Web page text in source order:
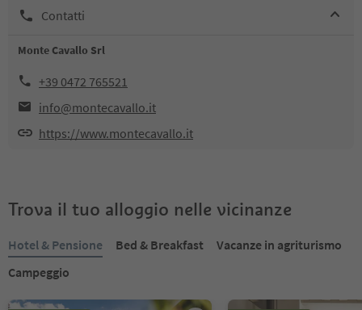
Contatti
Monte Cavallo Srl
+39 0472 765521
info@montecavallo.it
https://www.montecavallo.it
Trova il tuo alloggio nelle vicinanze
Hotel & Pensione Bed & Breakfast
Vacanze in agriturismo
Campeggio